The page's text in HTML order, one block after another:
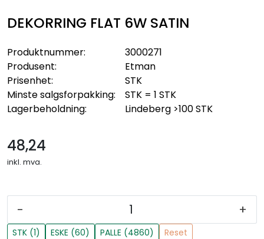
DEKORRING FLAT 6W SATIN
Produktnummer:
3000271
Produsent:
Etman
Prisenhet:
STK
Minste salgsforpakking:
STK = 1 STK
Lagerbeholdning:
Lindeberg >100 STK
48,24
inkl. mva.
- +
STK (1) ESKE (60) PALLE (4860) Reset